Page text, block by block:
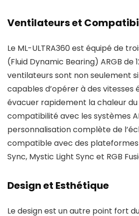
Ventilateurs et
Le ML-ULTRA360 est équipé de
(Fluid Dynamic Bearing) ARGB de
ventilateurs sont non seulement
capables d’opérer à des vitesses
évacuer rapidement la chaleur du
compatibilité avec les systèmes
personnalisation complète de
compatible avec des
Sync, Mystic Light Sync et RGB
Design et Esthétique
Le design est un autre point fort du